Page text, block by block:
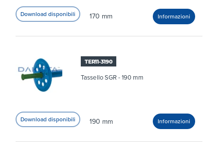
170 mm
TER11-3190
Tassello SGR - 190 mm
190 mm